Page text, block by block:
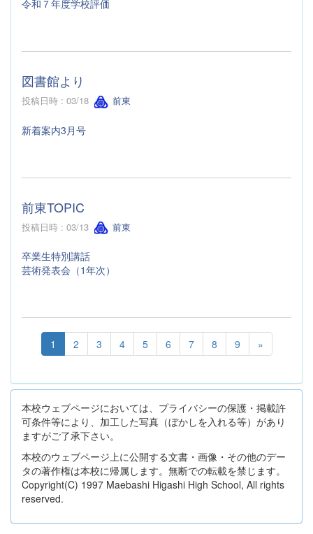
令和７年度学校評価
図書館より
投稿日時 : 03/18 前東
新着案内3月号
前東TOPIC
投稿日時 : 03/13 前東
卒業生特別講話
芸術発表会（1年次）
1 2 3 4 5 6 7 8 9 »
本校ウェブページにおいては、プライバシーの保護・掲載許
可条件等により、加工した写真（ぼかしを入れる等）があり
ますがご了承下さい。
本校のウェブページ上に公開する文書・画像・その他のデー
タの著作権は本校に帰属します。無断での転載を禁じます。
Copyright(C) 1997 Maebashi Higashi High School, All rights
reserved.